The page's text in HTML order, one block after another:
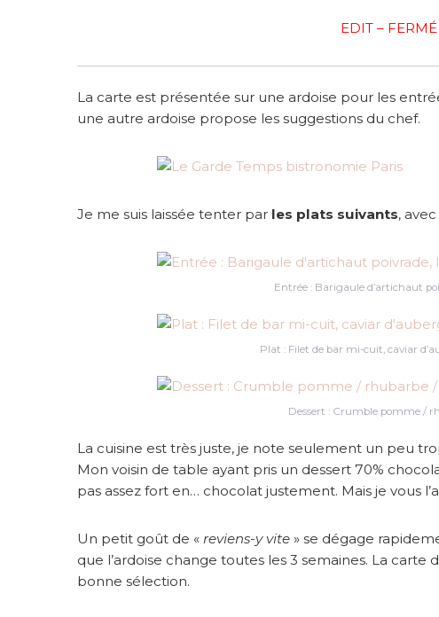
EDIT –
La carte est présentée sur une ardoise pour les
une autre ardoise propose les suggestions du chef.
Je me suis laissée tenter par les plats suivants, avec
Entrée : Barigaule d’artichaut
Plat : Filet de bar mi-cuit, caviar
Dessert : Crumble pomme /
La cuisine est très juste, je note seulement un peu
Mon voisin de table ayant pris un dessert 70%
pas assez fort en… chocolat justement. Mais je vous
Un petit goût de « reviens-y vite » se dégage
que l’ardoise change toutes les 3 semaines. La
bonne sélection.